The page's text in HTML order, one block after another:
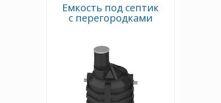
Емкость под септик
с перегородками